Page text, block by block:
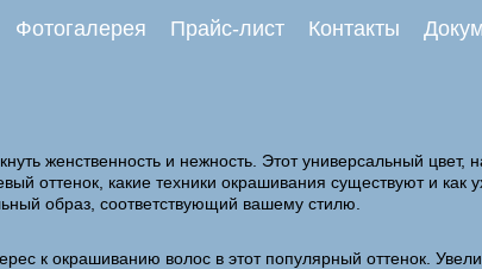
Фотогалерея Прайс-лист Контакты
женственность и нежность. Этот универсальный
оттенок, какие техники окрашивания существуют и
образ, соответствующий вашему стилю.
к окрашиванию волос в этот популярный оттенок.